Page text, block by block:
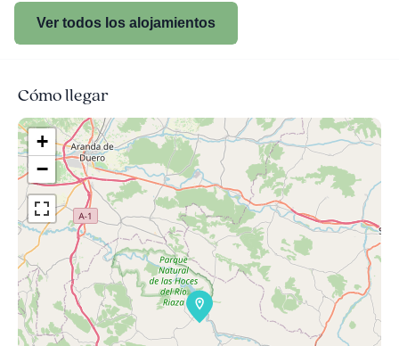
Ver todos los alojamientos
Cómo llegar
+
−